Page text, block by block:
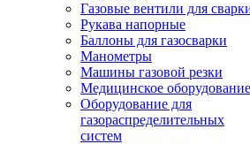
Газовые вентили для
Рукава напорные
Баллоны для газосварки
Манометры
Машины газовой резки
Медицинское оборудование
Оборудование для
газораспределительных
систем